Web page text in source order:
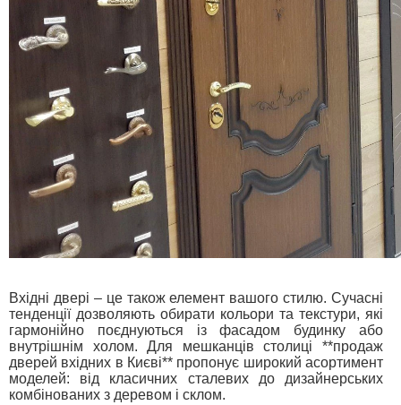
Вхідні двері – це також елемент вашого стилю. Сучасні
тенденції дозволяють обирати кольори та текстури, які
гармонійно поєднуються із фасадом будинку або
внутрішнім холом. Для мешканців столиці **продаж
дверей вхідних в Києві** пропонує широкий асортимент
моделей: від класичних сталевих до дизайнерських
комбінованих з деревом і склом.